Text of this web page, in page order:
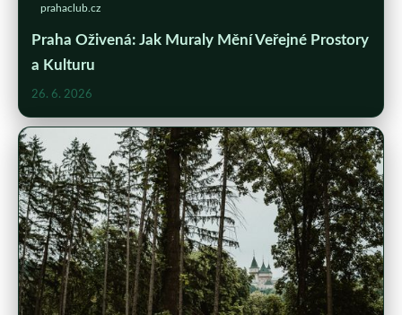
prahaclub.cz
Praha Oživená: Jak Muraly Mění Veřejné Prostory
a Kulturu
26. 6. 2026